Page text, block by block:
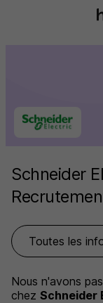
Schneider
Toutes les
Nous n'avons
chez Schneider